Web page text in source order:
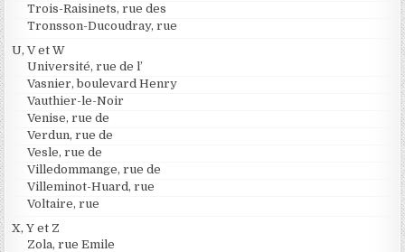
Trois-Raisinets, rue des
Tronsson-Ducoudray, rue
U, V et W
Université, rue de l’
Vasnier, boulevard Henry
Vauthier-le-Noir
Venise, rue de
Verdun, rue de
Vesle, rue de
Villedommange, rue de
Villeminot-Huard, rue
Voltaire, rue
X, Y et Z
Zola, rue Emile